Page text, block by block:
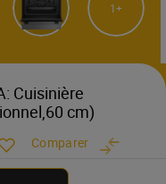
1
Cuisinière
cm)
Comparer